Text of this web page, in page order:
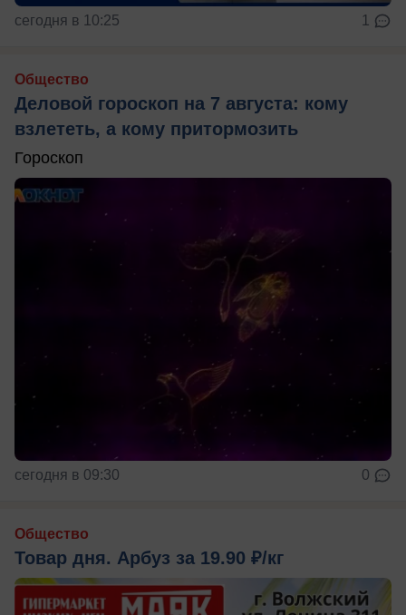
сегодня в 10:25 1
Общество
Деловой гороскоп на 7 августа: кому
взлететь, а кому притормозить
Гороскоп
сегодня в 09:30 0
Общество
Товар дня. Арбуз за 19.90 ₽/кг